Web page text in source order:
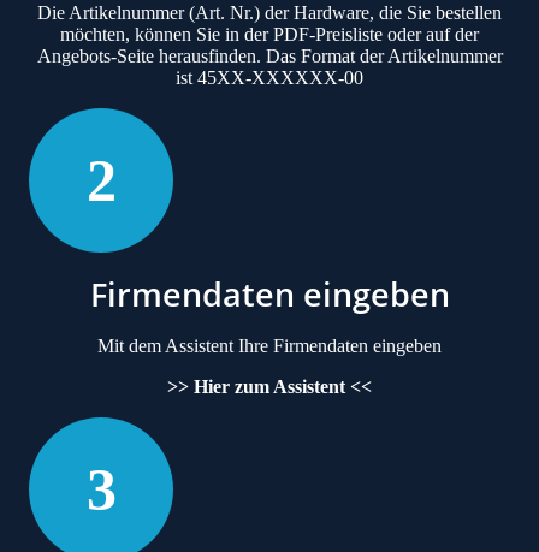
Die Artikelnummer (Art. Nr.) der Hardware, die Sie bestellen
möchten, können Sie in derPDF-Preisliste oder auf der
Angebots-Seiteherausfinden. Das Format der Artikelnummer
ist 45XX-XXXXXX-00
2
Firmendaten eingeben
Mit dem Assistent Ihre Firmendaten eingeben
>> Hier zum Assistent <<
3